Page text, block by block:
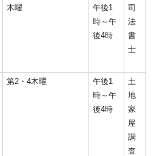
木曜
午後1
時～午
後4時
司
法
書
士
第2・4木曜
午後1
時～午
後4時
土
地
家
屋
調
査